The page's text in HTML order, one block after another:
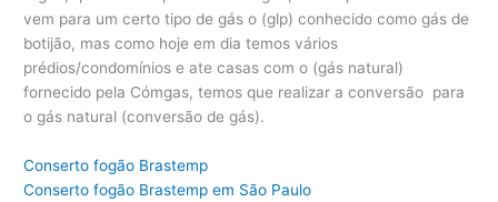
vem para um certo tipo de gás o (glp) conhecido como gás de
botijão, mas como hoje em dia temos vários
prédios/condomínios e ate casas com o (gás natural)
fornecido pela Cómgas, temos que realizar a conversão para
o gás natural (conversão de gás).
Conserto fogão Brastemp
Conserto fogão Brastemp em São Paulo